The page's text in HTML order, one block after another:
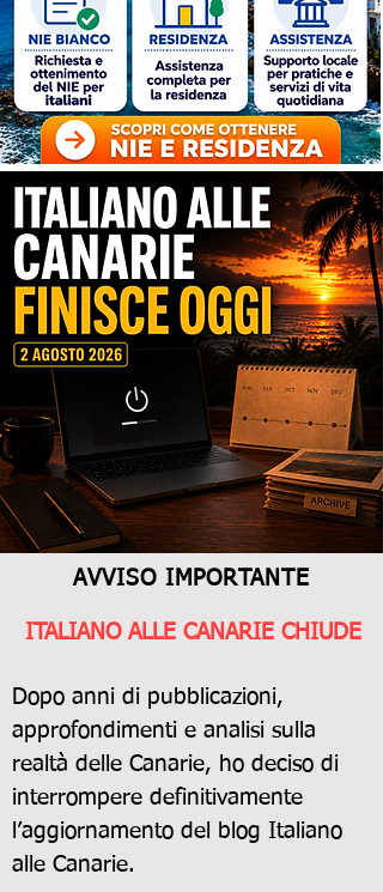
AVVISO IMPORTANTE
ITALIANO ALLE CANARIE CHIUDE
Dopo anni di pubblicazioni,
approfondimenti e analisi sulla
realtà delle Canarie, ho deciso di
interrompere definitivamente
l’aggiornamento del blog Italiano
alle Canarie.